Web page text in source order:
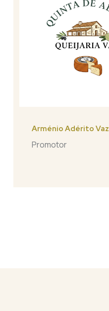
Arménio Adérito Vaz
Promotor